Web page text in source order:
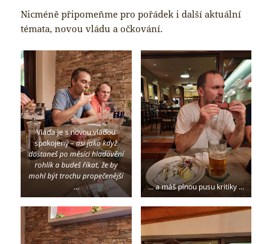
Nicméně připomeňme pro pořádek i další aktuální
témata, novou vládu a očkování.
Vláďa je s novou vládou
spokojený –asi jako když
dostaneš po měsíci hladovění
rohlík a budeš říkat, že by
mohl být trochu propečenější
…
… a máš plnou pusu kritiky …